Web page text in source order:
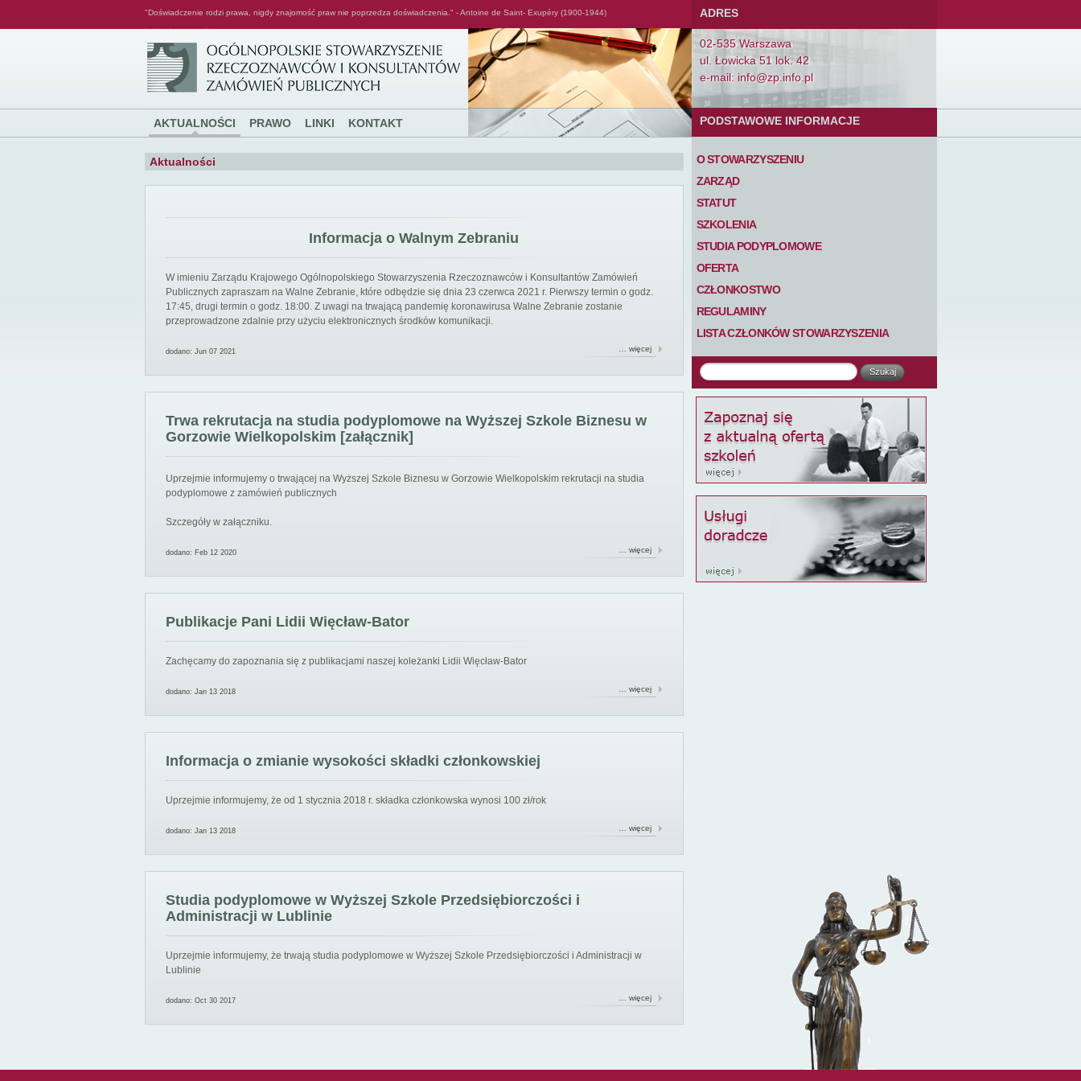
"Doświadczenie rodzi prawa, nigdy znajomość praw nie poprzedza doświadczenia." - Antoine de Saint- Exupéry (1900-1944)
AKTUALNOŚCI PRAWO LINKI KONTAKT
ADRES
02-535 Warszawa
ul. Łowicka 51 lok. 42
e-mail: info@zp.info.pl
PODSTAWOWE INFORMACJE
O STOWARZYSZENIU
ZARZĄD
STATUT
SZKOLENIA
STUDIA PODYPLOMOWE
OFERTA
CZŁONKOSTWO
REGULAMINY
LISTA CZŁONKÓW STOWARZYSZENIA
Aktualności
Informacja o Walnym Zebraniu
W imieniu Zarządu Krajowego Ogólnopolskiego Stowarzyszenia Rzeczoznawców i Konsultantów Zamówień
Publicznych zapraszam na Walne Zebranie, które odbędzie się dnia 23 czerwca 2021 r. Pierwszy termin o godz.
17:45, drugi termin o godz. 18:00. Z uwagi na trwającą pandemię koronawirusa Walne Zebranie zostanie
przeprowadzone zdalnie przy użyciu elektronicznych środków komunikacji.
dodano: Jun 07 2021 … więcej
Trwa rekrutacja na studia podyplomowe na Wyższej Szkole Biznesu w
Gorzowie Wielkopolskim [załącznik]
Uprzejmie informujemy o trwającej na Wyższej Szkole Biznesu w Gorzowie Wielkopolskim rekrutacji na studia
podyplomowe z zamówień publicznych
Szczegóły w załączniku.
dodano: Feb 12 2020 … więcej
Publikacje Pani Lidii Więcław-Bator
Zachęcamy do zapoznania się z publikacjami naszej koleżanki Lidii Więcław-Bator
dodano: Jan 13 2018 … więcej
Informacja o zmianie wysokości składki członkowskiej
Uprzejmie informujemy, że od 1 stycznia 2018 r. składka członkowska wynosi 100 zł/rok
dodano: Jan 13 2018 … więcej
Studia podyplomowe w Wyższej Szkole Przedsiębiorczości i
Administracji w Lublinie
Uprzejmie informujemy, że trwają studia podyplomowe w Wyższej Szkole Przedsiębiorczości i Administracji w
Lublinie
dodano: Oct 30 2017 … więcej